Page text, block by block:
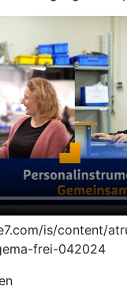
is/content/
frei-042024